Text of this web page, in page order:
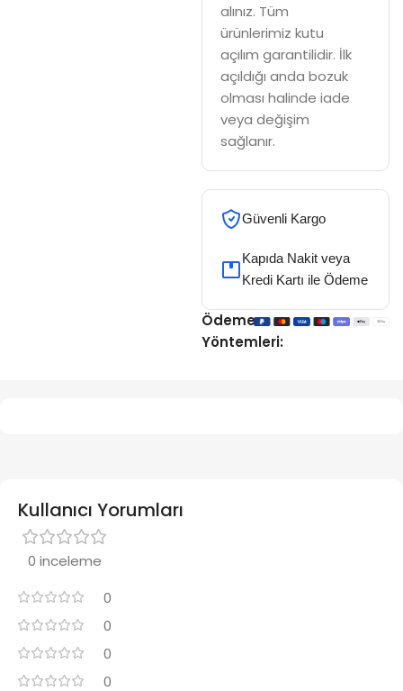
alınız. Tüm
ürünlerimiz kutu
açılım garantilidir. İlk
açıldığı anda bozuk
olması halinde iade
veya değişim
sağlanır.
Güvenli Kargo
Kapıda Nakit veya
Kredi Kartı ile Ödeme
Ödeme
Yöntemleri:
Kullanıcı Yorumları
0 inceleme
0
0
0
0